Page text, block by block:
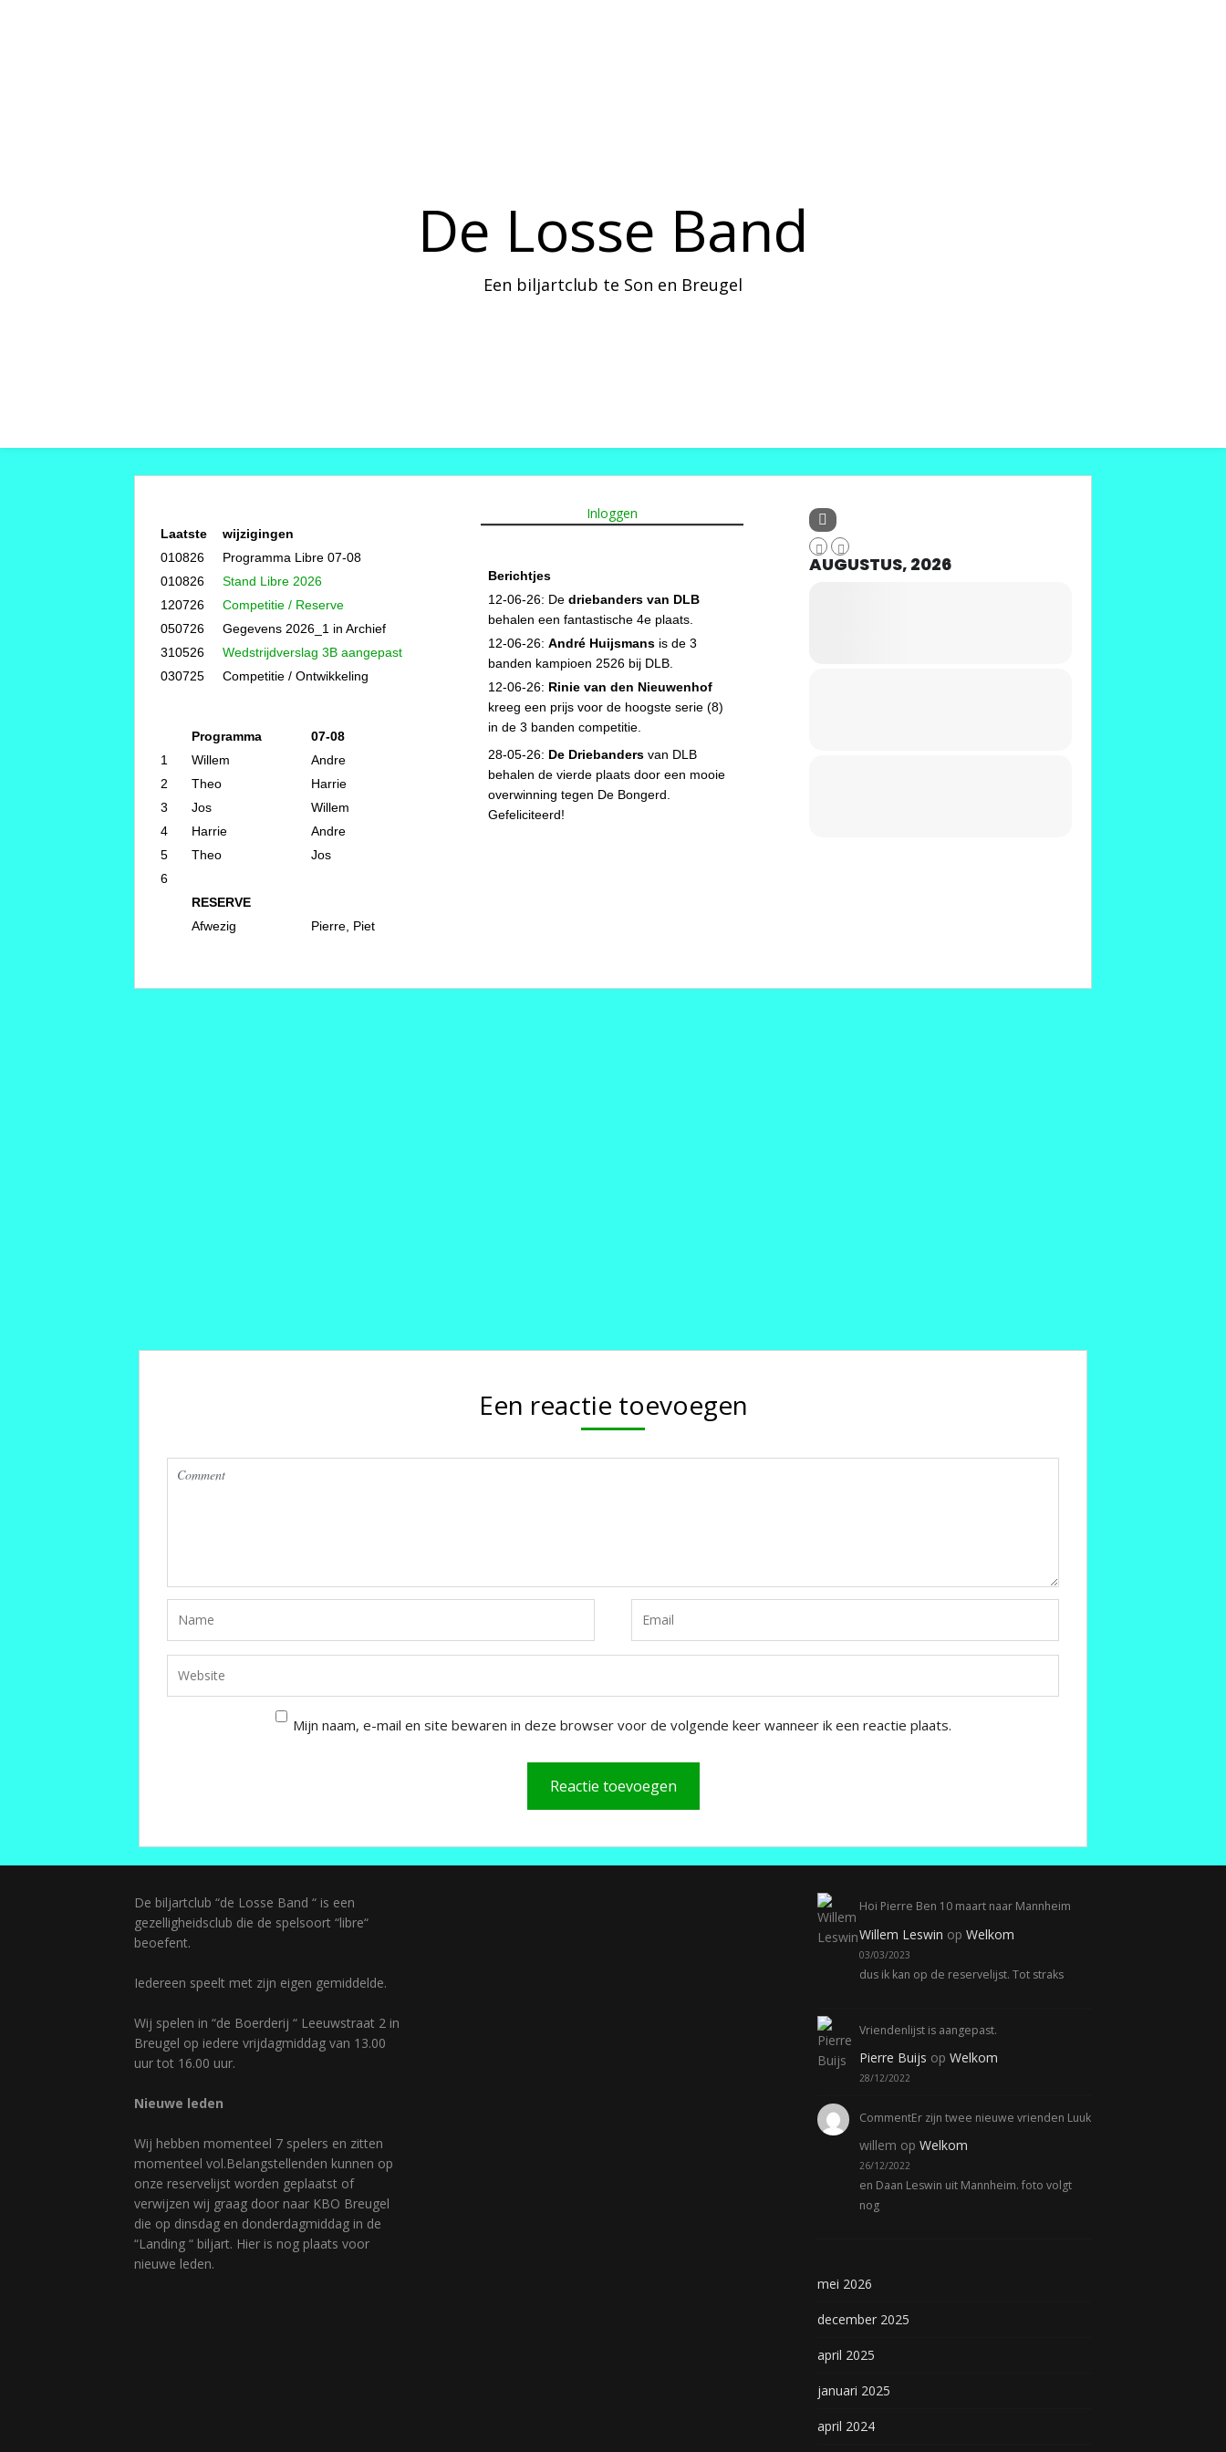
De Losse Band
Een biljartclub te Son en Breugel
Laatste
wijzigingen
010826
Programma Libre 07-08
010826
Stand Libre 2026
120726
Competitie / Reserve
050726
Gegevens 2026_1 in Archief
310526
Wedstrijdverslag 3B aangepast
030725
Competitie / Ontwikkeling
Programma
07-08
1
Willem
Andre
2
Theo
Harrie
3
Jos
Willem
4
Harrie
Andre
5
Theo
Jos
6
RESERVE
Afwezig
Pierre, Piet
Inloggen
Berichtjes
12-06-26: Dedriebanders van DLB
behalen een fantastische 4e plaats.
12-06-26:André Huijsmans is de 3
banden kampioen 2526 bij DLB.
12-06-26: Rinie van den Nieuwenhof
kreeg een prijs voor de hoogste serie (8)
in de 3 banden competitie.
28-05-26: De Driebanders van DLB
behalen de vierde plaats door een mooie
overwinning tegen De Bongerd.
Gefeliciteerd!
AUGUSTUS, 2026
Een reactie toevoegen
Mijn naam, e-mail en site bewaren in deze browser voor de volgende keer wanneer ik een reactie plaats.
De biljartclub “de Losse Band “ is een
gezelligheidsclub die de spelsoort “libre“
beoefent.
Iedereen speelt met zijn eigen gemiddelde.
Wij spelen in “de Boerderij “ Leeuwstraat 2 in
Breugel op iedere vrijdagmiddag van 13.00
uur tot 16.00 uur.
Nieuwe leden
Wij hebben momenteel 7 spelers en zitten
momenteel vol.Belangstellenden kunnen op
onze reservelijst worden geplaatst of
verwijzen wij graag door naar KBO Breugel
die op dinsdag en donderdagmiddag in de
“Landing “ biljart. Hier is nog plaats voor
nieuwe leden.
Willem Leswin op Welkom
03/03/2023
Hoi Pierre Ben 10 maart naar Mannheim
dus ik kan op de reservelijst. Tot straks
Pierre Buijs op Welkom
28/12/2022
Vriendenlijst is aangepast.
willem op Welkom
26/12/2022
CommentEr zijn twee nieuwe vrienden Luuk
en Daan Leswin uit Mannheim. foto volgt
nog
mei 2026
december 2025
april 2025
januari 2025
april 2024